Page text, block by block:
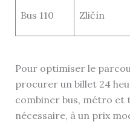
Bus 110 Zličín
Pour optimiser le
procurer un billet 24
combiner bus, métro et
nécessaire, à un prix